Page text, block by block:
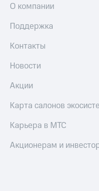
О компании
Поддержка
Контакты
Новости
Акции
Карта салонов
Карьера в МТС
Акционерам и